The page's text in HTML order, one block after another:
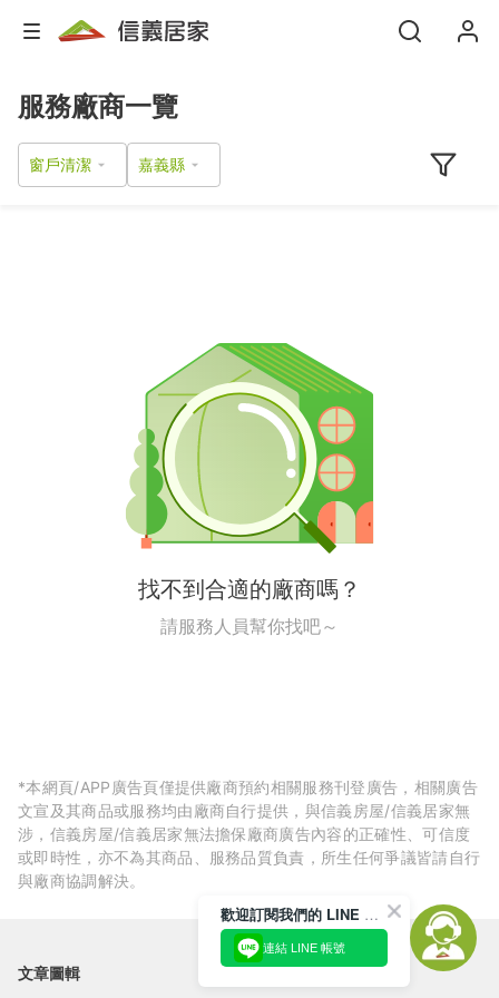
服務廠商一覽
窗戶清潔
找不到合適的廠商嗎？
請服務人員幫你找吧～
*本網頁/APP廣告頁僅提供廠商預約相關服務刊登廣告，相關廣告
文宣及其商品或服務均由廠商自行提供，與信義房屋/信義居家無
涉，信義房屋/信義居家無法擔保廠商廣告內容的正確性、可信度
或即時性，亦不為其商品、服務品質負責，所生任何爭議皆請自行
與廠商協調解決。
文章圖輯
歡迎訂閱我們的 LINE 官方帳號
連結 LINE 帳號